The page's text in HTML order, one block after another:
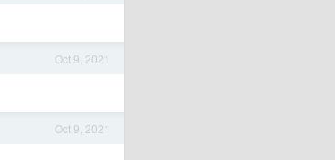
Oct 9, 2021
Oct 9, 2021